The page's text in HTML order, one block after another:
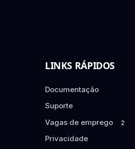
LINKS RÁPIDOS
Documentação
Suporte
Vagas de emprego
2
Privacidade